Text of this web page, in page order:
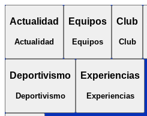
Actualidad
Actualidad
Equipos
Equipos
Club
Club
Deportivismo
Deportivismo
Experiencias
Experiencias